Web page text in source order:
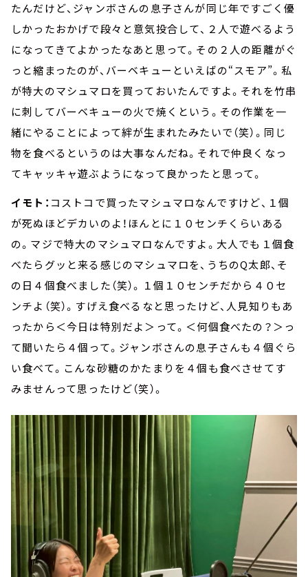
たんだけど、ジャンボさんの息子さんが同じ年ですごく優
しかったおかげで段々と意気投合して、２人で遊べるよう
になってきてよかったなあと思って。その２人の距離がぐ
っと縮まったのが、バーベキューといえばの“スモア”。私
が特大のマシュマロを買っておいたんですよ。それを竹串
に刺してバーベキューの火で焼くという。その作業を一
緒にやることによって絆が生まれたみたいで（笑）。同じ
物を食べるというのは大事なんだね。それで仲良くなっ
てキャッキャ遊ぶようになって良かったと思って。
イモト： コストコで買ったマシュマロなんですけど、１個
が死ぬほどデカいのよ！ほんとに１０センチくらいある
の。マジで特大のマシュマロなんですよ。大人でも１個食
べたらグッと来る感じのマシュマロを、うちのQ太郎、そ
の日４個食べました（笑）。１個１０センチだから４０セ
ンチよ（笑）。すげえ食べるなと思ったけど、人見知りもあ
ったから＜今日は特別だよ＞って。＜何個食べたの？＞っ
て聞いたら４個って。ジャンボさんの息子さんも４個ぐら
い食べて。こんな砂糖のかたまりを４個も食べさせてす
みませんって思ったけど（笑）。